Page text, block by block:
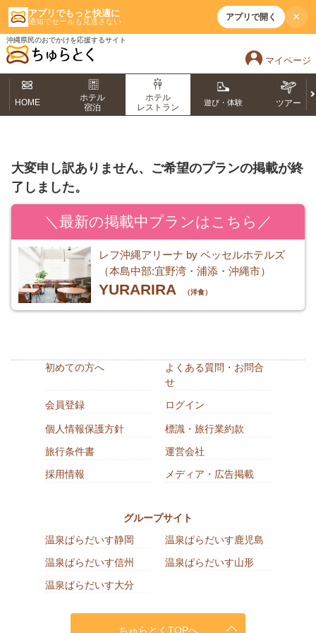
アプリでもっと快適に
通知でセールも見逃さない アプリで開く ×
沖縄県民のおでかけを応援するサイト
マイページ
HOME
ホテル
宿泊
ホテル
レストラン
遊び・体験 ツアー
大変申し訳ありません、ご希望のプランの掲載が終
了しました。
＼最新の掲載中プランはこちら／
レフ沖縄アリーナ by ベッセルホテルズ
（本島中部:宜野湾・浦添・沖縄市）
YURARIRA （洋食）
初めての方へ
よくある質問・お問合
せ
会員登録
ログイン
個人情報保護方針
標識・旅行業約款
旅行条件書
運営会社
採用情報
メディア・広告掲載
グループサイト
温泉ぱらだいす静岡
温泉ぱらだいす鹿児島
温泉ぱらだいす信州
温泉ぱらだいす山形
温泉ぱらだいす大分
ちゅらとくTOPへ